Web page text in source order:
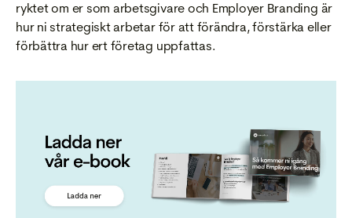
ryktet om er som arbetsgivare och Employer Branding är
hur ni strategiskt arbetar för att förändra, förstärka eller
förbättra hur ert företag uppfattas.